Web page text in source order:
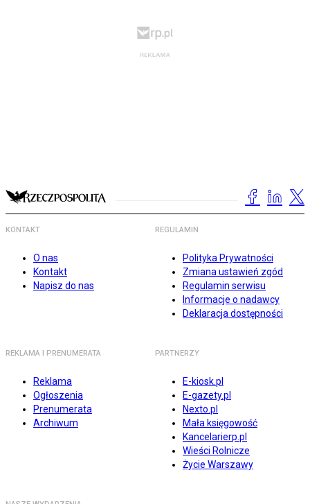
KONTAKT
O nas
Kontakt
Napisz do nas
REGULAMIN
Polityka Prywatności
Zmiana ustawień zgód
Regulamin serwisu
Informacje o nadawcy
Deklaracja dostępności
REKLAMA I PRENUMERATA
Reklama
Ogłoszenia
Prenumerata
Archiwum
PARTNERZY
E-kiosk.pl
E-gazety.pl
Nexto.pl
Mała księgowość
Kancelarierp.pl
Wieści Rolnicze
Życie Warszawy